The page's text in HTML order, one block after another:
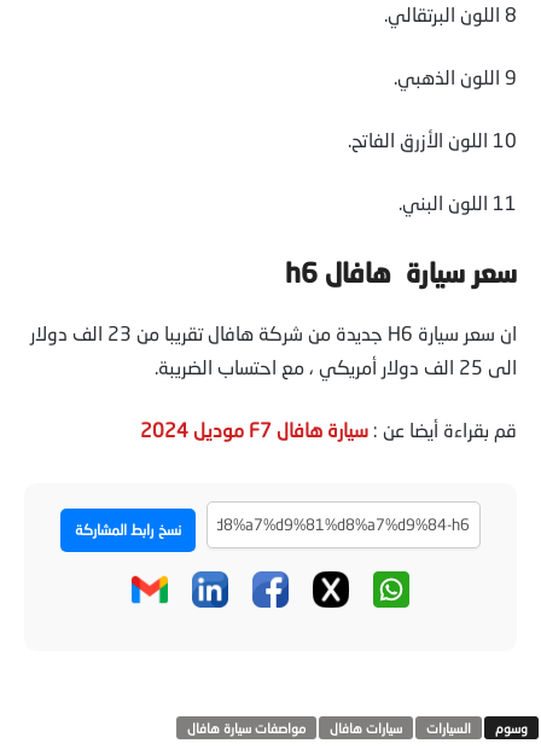
8 اللون البرتقالي.
9 اللون الذهبي.
10 اللون الأزرق الفاتح.
11 اللون البني.
سعر سيارة هافال h6
ان سعر سيارة H6 جديدة من شركة هافال تقريبا من 23 الف دولار
الى 25 الف دولار أمريكي ، مع احتساب الضريبة.
قم بقراءة أيضا عن : سيارة هافال F7 موديل 2024
نسخ رابط المشاركة
السيارات سيارات هافال مواصفات سيارة هافال